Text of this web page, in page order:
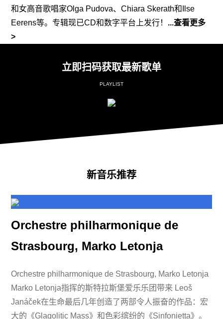
和女高音歌唱家Olga Pudova、Chiara Skerath和Ilse
Eerens等。专辑现已CD和数字平台上发行！ ...查看更多
>
立即扫码获取最新歌单
PLAYLIST
新音乐推荐
Orchestre philharmonique de
Strasbourg, Marko Letonja
Orchestre philharmonique de Strasbourg, Marko Letonja
Marko Letonja指挥的斯特拉斯堡爱乐乐团带来 Leoš
Janáček在生命最后几年创造了两部令人振奋的作品：宏
大的《Glagolitic Mass》和色彩缤纷的《Sinfonietta》。